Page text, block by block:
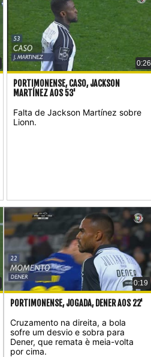
0:26
PORTIMONENSE, CASO, JACKSON
MARTÍNEZ AOS 53'
Falta de Jackson Martínez sobre
Lionn.
0:19
PORTIMONENSE, JOGADA, DENER AOS 22'
Cruzamento na direita, a bola
sofre um desvio e sobra para
Dener, que remata è meia-volta
por cima.